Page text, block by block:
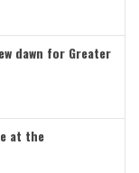
dawn for Greater
at the